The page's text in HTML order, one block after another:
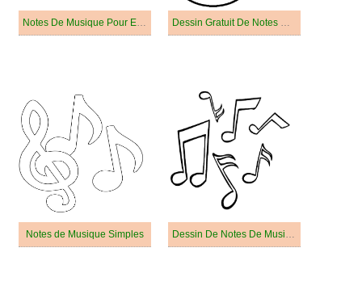
Notes De Musique Pour Enfants Dessin Gratuit De Notes De Musique
Notes de Musique Simples Dessin De Notes De Musique Facile